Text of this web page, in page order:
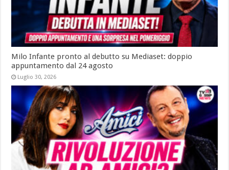
Milo Infante pronto al debutto su Mediaset: doppio
appuntamento dal 24 agosto
Luglio 30, 2026